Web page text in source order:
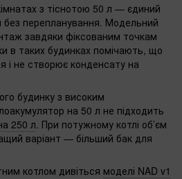
з тіснотою 50 л — єдиний
без перепланування. Модельний
завдяки фіксованим точкам
в таких будинках помічають, що
і не створює конденсату на
будинку з високим
на 50 л не підходить
250 л. При потужному котлі об’єм
варіант — більший бак для
котлом дивіться моделі NAD v1